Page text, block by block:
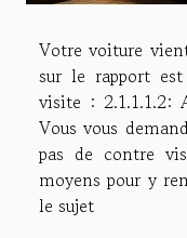
Votre voiture
sur le rapport
visite : 2.1.1.1.2:
Vous vous
pas de contre
moyens pour y
le sujet